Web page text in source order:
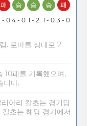
패
- 0
승
4 - 0
승
1 - 2
승
1 - 0
패
3 - 0
. 로마를 상대로 2 -
10패를 기록했으며,
니다.
아리 칼초는 경기당
초는 해당 경기에서